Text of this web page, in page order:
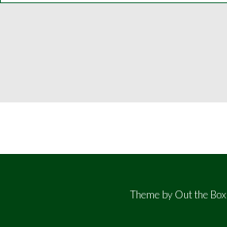
Theme by Out the Box